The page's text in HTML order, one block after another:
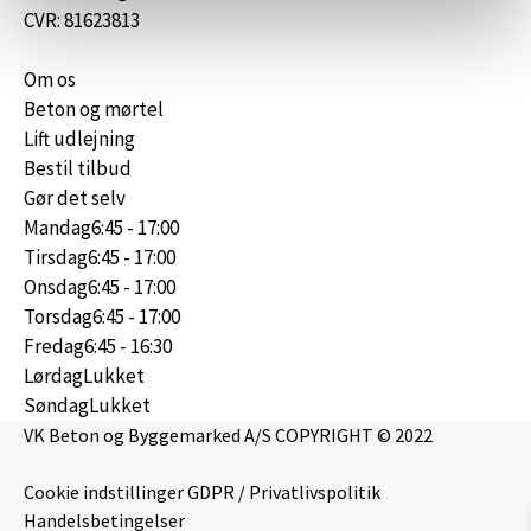
CVR: 81623813
Om os
Beton og mørtel
Lift udlejning
Bestil tilbud
Gør det selv
Mandag6:45 - 17:00
Tirsdag6:45 - 17:00
Onsdag6:45 - 17:00
Torsdag6:45 - 17:00
Fredag6:45 - 16:30
LørdagLukket
SøndagLukket
VK Beton og Byggemarked A/S COPYRIGHT © 2022
Cookie indstillingerGDPR / Privatlivspolitik
Handelsbetingelser